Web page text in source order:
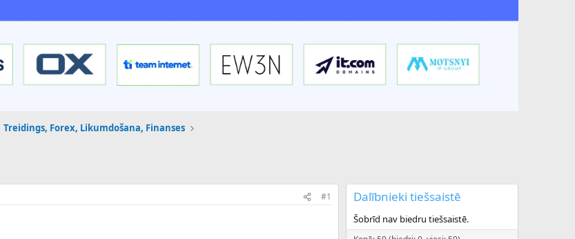
Treidings, Forex, Likumdošana, Finanses
#1 Dalībnieki tiešsaistē
Šobrīd nav biedru tiešsaistē.